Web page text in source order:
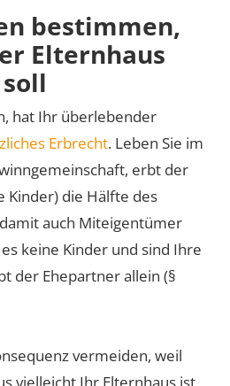
bestimmen,
Elternhaus
hat Ihr überlebender
Erbrecht. Leben Sie im
erbt der
Kinder) die Hälfte des
auch Miteigentümer
keine Kinder und sind Ihre
der Ehepartner allein (§
vermeiden, weil
vielleicht Ihr Elternhaus ist